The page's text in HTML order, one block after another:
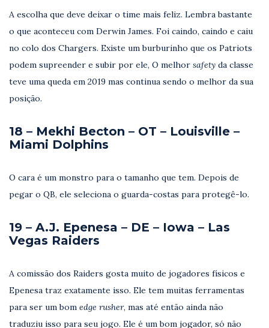
A escolha que deve deixar o time mais feliz. Lembra bastante
o que aconteceu com Derwin James. Foi caindo, caindo e caiu
no colo dos Chargers. Existe um burburinho que os Patriots
podem supreender e subir por ele, O melhor safety da classe
teve uma queda em 2019 mas continua sendo o melhor da sua
posição.
18 – Mekhi Becton – OT – Louisville –
Miami Dolphins
O cara é um monstro para o tamanho que tem. Depois de
pegar o QB, ele seleciona o guarda-costas para protegê-lo.
19 – A.J. Epenesa – DE – Iowa – Las
Vegas Raiders
A comissão dos Raiders gosta muito de jogadores físicos e
Epenesa traz exatamente isso. Ele tem muitas ferramentas
para ser um bom edge rusher, mas até então ainda não
traduziu isso para seu jogo. Ele é um bom jogador, só não